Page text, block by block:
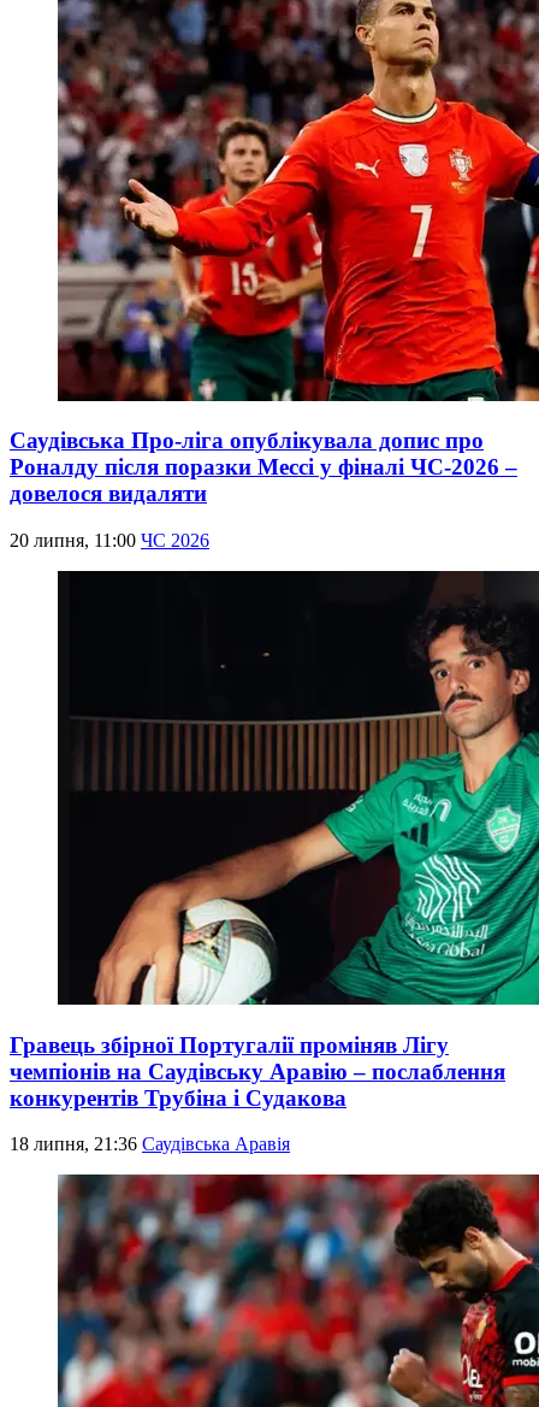
Саудівська Про-ліга опублікувала допис про
Роналду після поразки Мессі у фіналі ЧС-2026 –
довелося видаляти
20 липня, 11:00 ЧС 2026
Гравець збірної Португалії проміняв Лігу
чемпіонів на Саудівську Аравію – послаблення
конкурентів Трубіна і Судакова
18 липня, 21:36 Саудівська Аравія